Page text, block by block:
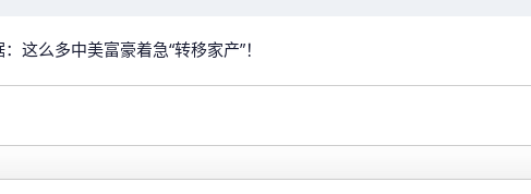
这么多中美富豪着急“转移家产”！